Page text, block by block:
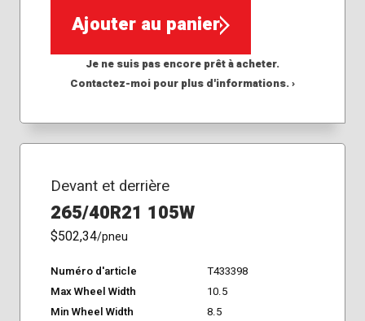
Ajouter au panier
Je ne suis pas encore prêt à acheter.
Contactez-moi pour plus d'informations. ›
Devant et derrière
265/40R21 105W
$502,34/pneu
Numéro d'article
T433398
Max Wheel Width
10.5
Min Wheel Width
8.5